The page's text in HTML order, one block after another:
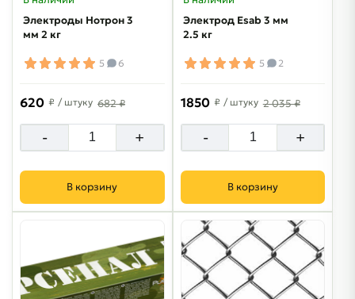
Электроды Нотрон 3
мм 2 кг
5 6
620 ₽ / штуку 682 ₽
- +
В корзину
Электрод Esab 3 мм
2.5 кг
5 2
1850 ₽ / штуку 2 035 ₽
- +
В корзину